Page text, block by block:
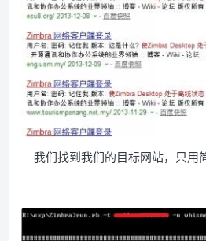
我们找到我们的目标网站，只用